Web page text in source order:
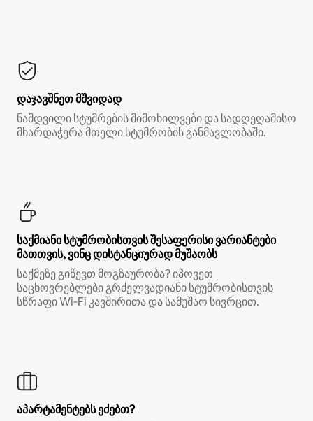
დაჯავშნეთ მშვიდად
ნამდვილი სტუმრების მიმოხილვები და სადღეღამისო
მხარდაჭერა მთელი სტუმრობის განმავლობაში.
საქმიანი სტუმრობისთვის შესაფერისი ვარიანტები
მათთვის, ვინც დისტანციურად მუშაობს
საქმეზე გიწევთ მოგზაურობა? იპოვეთ
საცხოვრებლები გრძელვადიანი სტუმრობისთვის
სწრაფი Wi‑Fi კავშირითა და სამუშაო სივრცით.
აპარტამენტებს ეძებთ?